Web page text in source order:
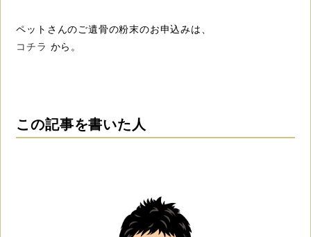
ペットさんのご遺骨の粉末のお申込みは、
コチラ から。
この記事を書いた人